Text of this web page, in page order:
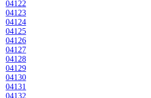
04122
04123
04124
04125
04126
04127
04128
04129
04130
04131
04132